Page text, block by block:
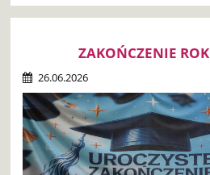
ZAKOŃCZENIE
26.06.2026